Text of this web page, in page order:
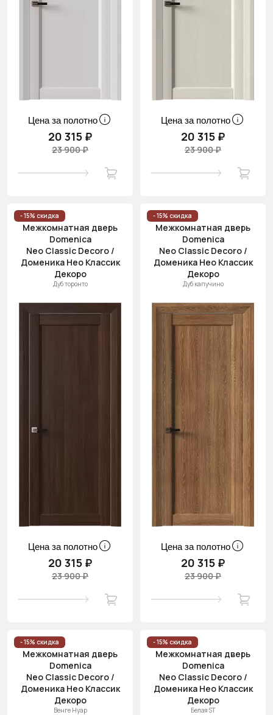
Цена за полотно
20 315 ₽
23 900 ₽
Цена за полотно
20 315 ₽
23 900 ₽
- 15% скидка
Межкомнатная дверь
Domenica
Neo Classic Decoro /
Доменика Нео Классик
Декоро
Дуб торонто
Цена за полотно
20 315 ₽
23 900 ₽
- 15% скидка
Межкомнатная дверь
Domenica
Neo Classic Decoro /
Доменика Нео Классик
Декоро
Дуб капучино
Цена за полотно
20 315 ₽
23 900 ₽
- 15% скидка
Межкомнатная дверь
Domenica
Neo Classic Decoro /
Доменика Нео Классик
Декоро
Венге Нуар
- 15% скидка
Межкомнатная дверь
Domenica
Neo Classic Decoro /
Доменика Нео Классик
Декоро
Белая ST